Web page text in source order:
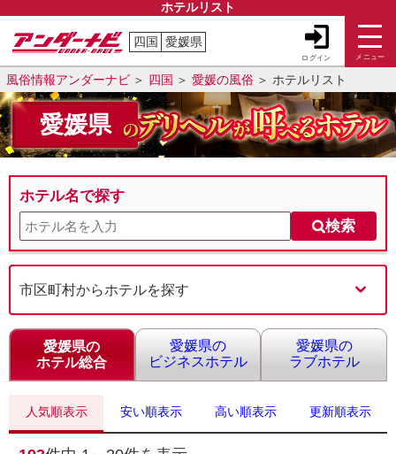
ホテルリスト
四国 愛媛県
ログイン メニュー
風俗情報アンダーナビ 四国 愛媛の風俗 ホテルリスト
愛媛県
ホテル名で探す
検索
市区町村からホテルを探す
愛媛県の
ホテル総合
愛媛県の
ビジネスホテル
愛媛県の
ラブホテル
人気順表示 安い順表示 高い順表示 更新順表示